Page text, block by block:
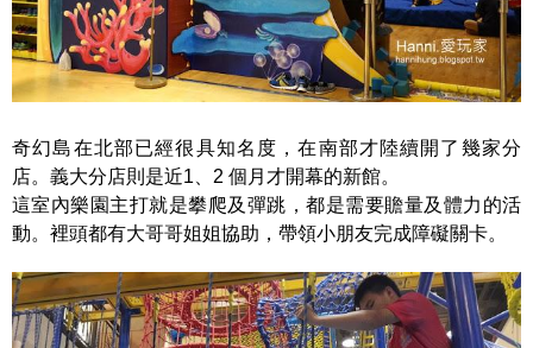
奇幻島在北部已經很具知名度，在南部才陸續開了幾家分
店。義大分店則是近1、2 個月才開幕的新館。
這室內樂園主打就是攀爬及彈跳，都是需要贍量及體力的活
動。裡頭都有大哥哥姐姐協助，帶領小朋友完成障礙關卡。